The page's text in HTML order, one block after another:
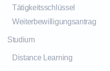
Tätigkeitsschlüssel
Weiterbewilligungsantrag
Studium
Distance Learning